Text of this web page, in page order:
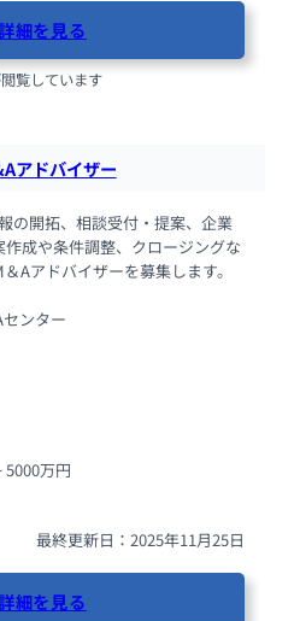
細を見る
覧しています
アドバイザー
の開拓、相談受付・提案、企業
成や条件調整、クロージングな
Aアドバイザーを募集します。
ンター
5000万円
最終更新日：2025年11月25日
細を見る